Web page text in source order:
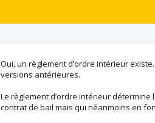
Oui, un règlement d’ordre intérieur
versions antérieures.
Le règlement d’ordre intérieur
contrat de bail mais qui néanmoins en